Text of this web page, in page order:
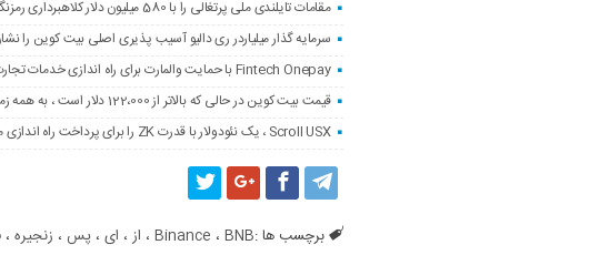
مقامات تایلندی ملی پرتغالی را با 580 میلیون دلار کلاهبرداری رمزنگاری کردند
سرمایه گذار میلیاردر ری دالیو آسیب پذیری اصلی بیت کوین را
Fintech Onepay با حمایت والمارت برای راه اندازی خدمات تجارت و حضانت رمزنگاری
قیمت بیت کوین در حالی که بالاتر از 122،000 دلار است ، به همه زمانه نزدیک است
Scroll USX ، یک نئودولار با قدرت ZK را برای پرداخت راه اندازی می کند
برچسب ها : Binance ، BNB ، از ، ای ،پس ، زنجیره ،